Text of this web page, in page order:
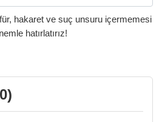
hakaret ve suç unsuru içermemesi
hatırlatırız!
0)